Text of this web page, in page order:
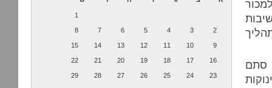
סתם
1
2
3
4
5
6
7
8
9
10
11
12
13
14
15
16
17
18
19
20
21
22
23
24
25
26
27
28
29